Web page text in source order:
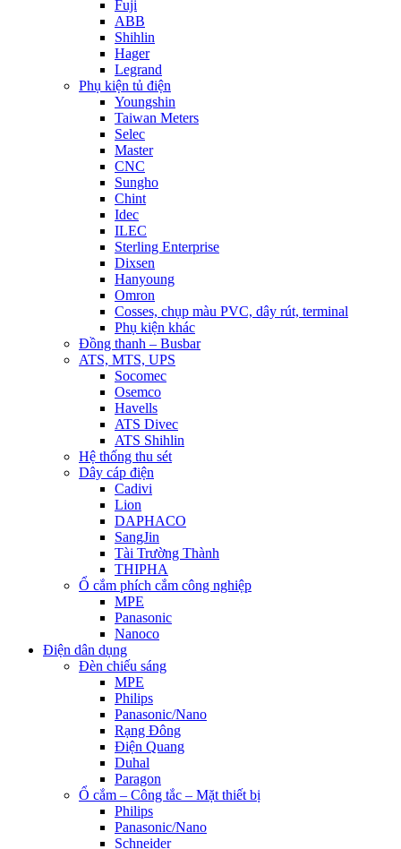
Fuji
ABB
Shihlin
Hager
Legrand
Phụ kiện tủ điện
Youngshin
Taiwan Meters
Selec
Master
CNC
Sungho
Chint
Idec
ILEC
Sterling Enterprise
Dixsen
Hanyoung
Omron
Cosses, chụp màu PVC, dây rút, terminal
Phụ kiện khác
Đồng thanh – Busbar
ATS, MTS, UPS
Socomec
Osemco
Havells
ATS Divec
ATS Shihlin
Hệ thống thu sét
Dây cáp điện
Cadivi
Lion
DAPHACO
SangJin
Tài Trường Thành
THIPHA
Ổ cắm phích cắm công nghiệp
MPE
Panasonic
Nanoco
Điện dân dụng
Đèn chiếu sáng
MPE
Philips
Panasonic/Nano
Rạng Đông
Điện Quang
Duhal
Paragon
Ổ cắm – Công tắc – Mặt thiết bị
Philips
Panasonic/Nano
Schneider